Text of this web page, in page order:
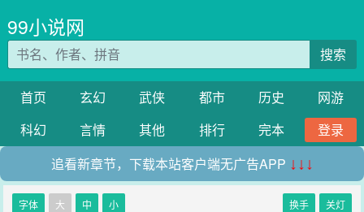
99小说网
搜索
首页 玄幻 武侠 都市 历史
网游
科幻
言情 其他 排行 完本
登录
追看新章节，下载本站客户端无广告APP ↓↓↓
字体 大 中 小 换手 关灯